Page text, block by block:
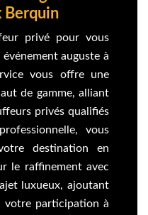
Berquin
privé pour vous
auguste à
vous offre une
de gamme, alliant
privés qualifiés
vous
destination en
le raffinement avec
luxueux, ajoutant
votre participation à